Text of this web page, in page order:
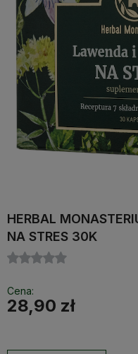
HERBAL
NA STRES 30K
Cena:
28,90 zł